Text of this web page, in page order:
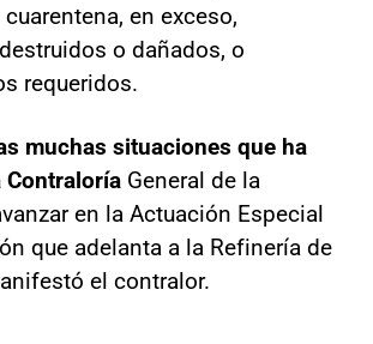
cuarentena, en exceso,
o dañados, o
requeridos.
muchas situaciones que ha
Contraloría General de la
en la Actuación Especial
que adelanta a la Refinería de
el contralor.